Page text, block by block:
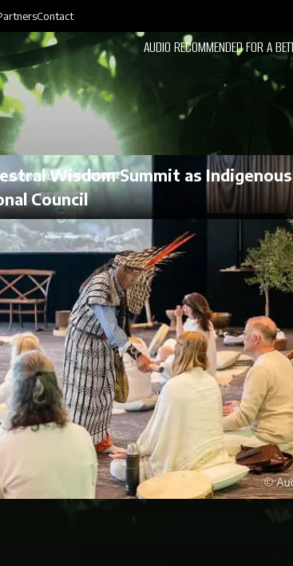
Contact
Wisdom Summit as Indigenous
Council